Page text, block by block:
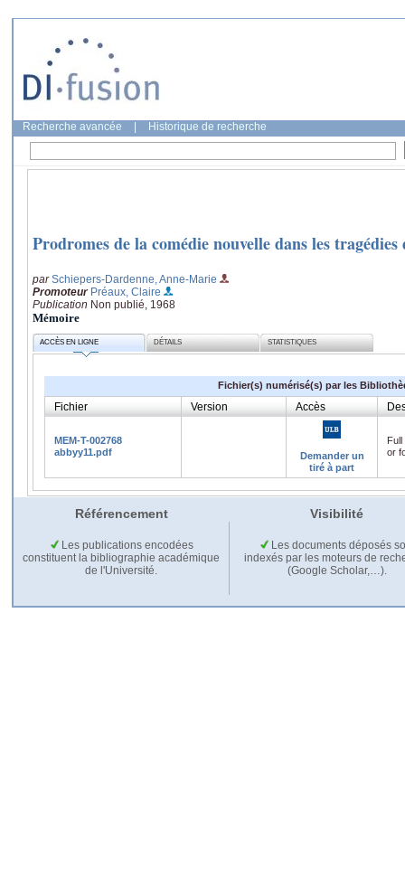
Recherche avancée Historique de recherche
Prodromes de la comédie nouvelle dans les
parSchiepers-Dardenne, Anne-Marie
Promoteur Préaux, Claire
Publication Non publié, 1968
Mémoire
ACCÈS EN LIGNE DÉTAILS STATISTIQUES
Fichier(s) numérisé(s) par les
Fichier Version Accès
MEM-T-002768
abbyy11.pdf
Demander un
tiré à part
or
Référencement Visibilité
Les publications encodées
constituent la bibliographie académique
de l'Université.
Les documents déposés
indexés par les moteurs de
(Google Scholar,…).